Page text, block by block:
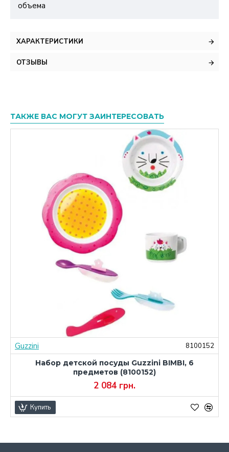
объема
ХАРАКТЕРИСТИКИ
ОТЗЫВЫ
ТАКЖЕ ВАС МОГУТ ЗАИНТЕРЕСОВАТЬ
Guzzini
8100152
Набор детской посуды Guzzini BIMBI, 6
предметов (8100152)
2 084 грн.
Купить